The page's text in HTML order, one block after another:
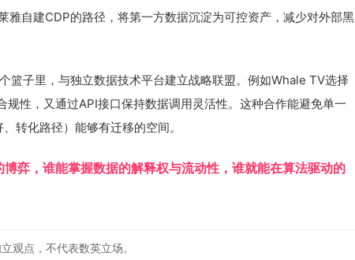
雅自建CDP的路径，将第一方数据沉淀为可控资产，减少对外部黑
篮子里，与独立数据技术平台建立战略联盟。例如Whale TV选择
性，又通过API接口保持数据调用灵活性。这种合作能避免单一
转化路径）能够有迁移的空间。
弈，谁能掌握数据的解释权与流动性，谁就能在算法驱动的
观点，不代表数英立场。